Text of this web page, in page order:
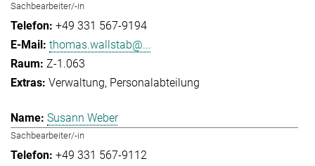
Sachbearbeiter/-in
+49 331 567-9194
thomas.wallstab@...
Z-1.063
Verwaltung Personalabteilung
Susann Weber
Sachbearbeiter/-in
+49 331 567-9112